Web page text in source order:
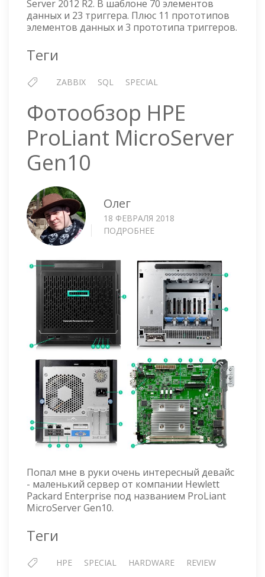
2014
Server 2012 R2. В шаблоне 70 элементов
данных и 23 триггера. Плюс 11 прототипов
элементов данных и 3 прототипа триггеров.
Теги
ZABBIX SQL SPECIAL
Фотообзор HPE
ProLiant MicroServer
Gen10
Олег
18 ФЕВРАЛЯ 2018
ПОДРОБНЕЕ
PROLIANT
MICROSERVER
GEN10
Попал мне в руки очень интересный девайс
- маленький сервер от компании Hewlett
Packard Enterprise под названием ProLiant
MicroServer Gen10.
Теги
HPE SPECIAL HARDWARE REVIEW